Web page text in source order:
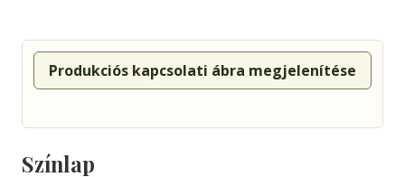
Produkciós kapcsolati ábra megjelenítése
Színlap